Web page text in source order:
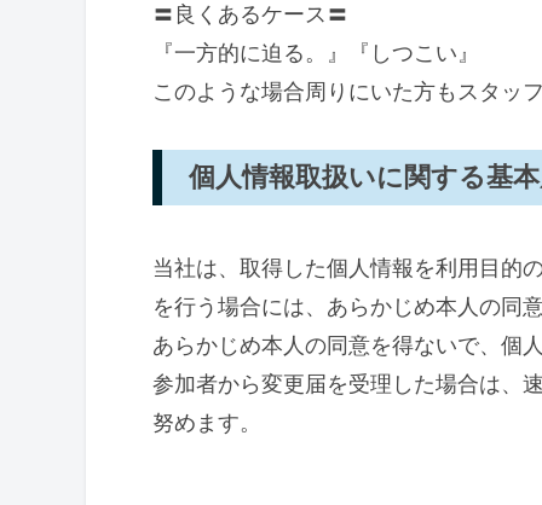
〓良くあるケース〓
『一方的に迫る。』『しつこい』
このような場合周りにいた方もスタッ
個人情報取扱いに関する基
当社は、取得した個人情報を利用目的
を行う場合には、あらかじめ本人の同
あらかじめ本人の同意を得ないで、個
参加者から変更届を受理した場合は、
努めます。